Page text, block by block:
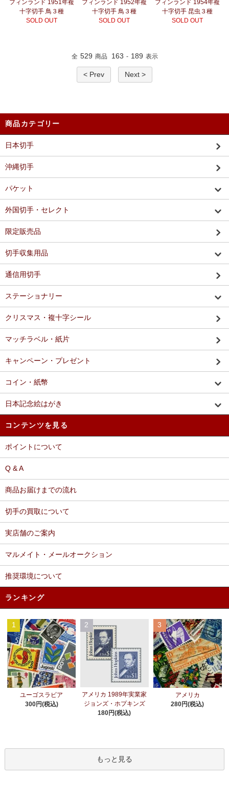
フィンランド 1951年複
十字切手 鳥３種
SOLD OUT
フィンランド 1952年複
十字切手 鳥３種
SOLD OUT
フィンランド 1954年複
十字切手 昆虫３種
SOLD OUT
全 529 商品 163 - 189 表示
< Prev Next >
商品カテゴリー
日本切手
沖縄切手
パケット
外国切手・セレクト
限定販売品
切手収集用品
通信用切手
ステーショナリー
クリスマス・複十字シール
マッチラベル・紙片
キャンペーン・プレゼント
コイン・紙幣
日本記念絵はがき
コンテンツを見る
ポイントについて
Q & A
商品お届けまでの流れ
切手の買取について
実店舗のご案内
マルメイト・メールオークション
推奨環境について
ランキング
1
ユーゴスラビア
300円(税込)
2
アメリカ 1989年実業家
ジョンズ・ホプキンズ
180円(税込)
3
アメリカ
280円(税込)
もっと見る